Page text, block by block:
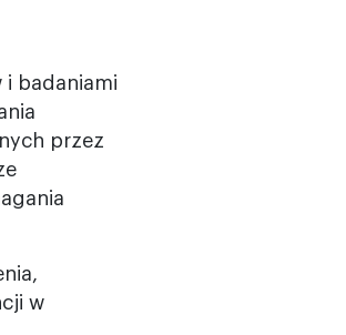
i badaniami
przez
w